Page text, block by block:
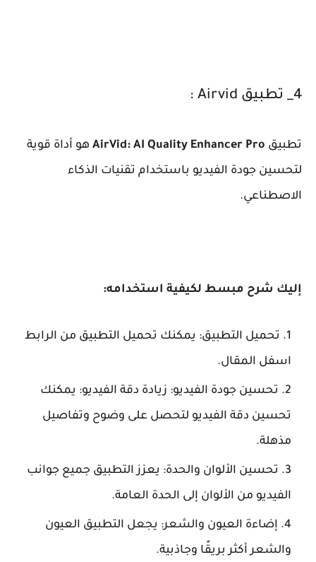
4_ تطبيق Airvid :
تطبيق AirVid: AI Quality Enhancer Pro هو أداة قوية
لتحسين جودة الفيديو باستخدام تقنيات الذكاء
الاصطناعي.
إليك شرح مبسط لكيفية استخدامه:
تحميل التطبيق: يمكنك تحميل التطبيق من الرابط
اسفل المقال.
تحسين جودة الفيديو: زيادة دقة الفيديو: يمكنك
تحسين دقة الفيديو لتحصل على وضوح وتفاصيل
مذهلة.
تحسين الألوان والحدة: يعزز التطبيق جميع جوانب
الفيديو من الألوان إلى الحدة العامة.
إضاءة العيون والشعر: يجعل التطبيق العيون
والشعر أكثر بريقًا وجاذبية.